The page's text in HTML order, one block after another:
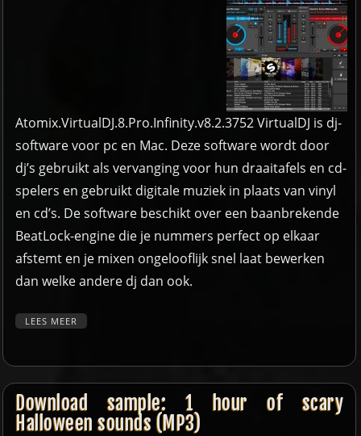
Atomix.VirtualDJ.8.Pro.Infinity.v8.2.3752 VirtualDJ is dj-
software voor pc en Mac. Deze software wordt door
dj’s gebruikt als vervanging voor hun draaitafels en cd-
spelers en gebruikt digitale muziek in plaats van vinyl
en cd’s. De software beschikt over een baanbrekende
BeatLock-engine die je nummers perfect op elkaar
afstemt en je mixen ongelooflijk snel laat bewerken
dan welke andere dj dan ook.
LEES MEER
Download sample: 1 hour of scary
Halloween sounds (MP3)